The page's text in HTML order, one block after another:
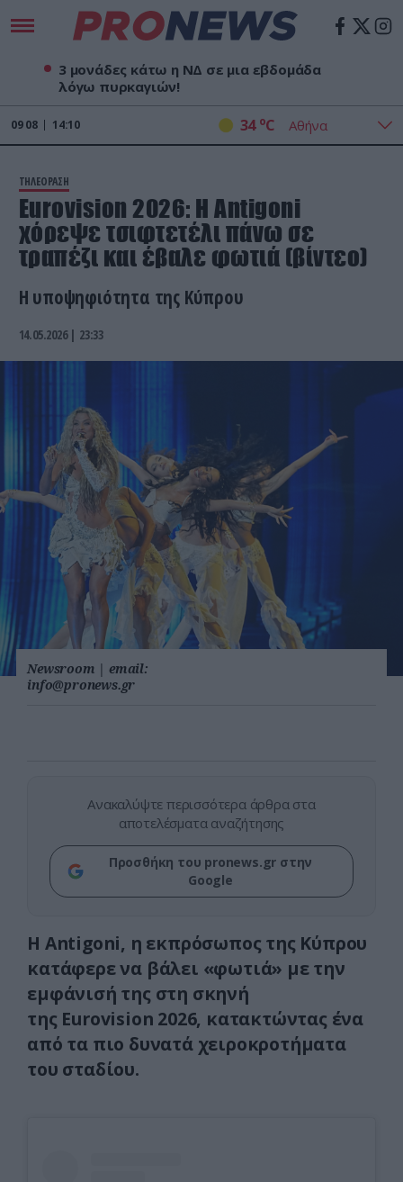
3 μονάδες κάτω η ΝΔ σε μια εβδομάδα
λόγω πυρκαγιών!
09 08 14:10 34 oC
ΤΗΛΕΟΡΑΣΗ
Eurovision 2026: Η Antigoni
χόρεψε τσιφτετέλι πάνω σε
τραπέζι και έβαλε φωτιά (βίντεο)
Η υποψηφιότητα της Κύπρου
14.05.2026 | 23:33
Newsroom | email:
info@pronews.gr
Ανακαλύψτε περισσότερα άρθρα στα
αποτελέσματα αναζήτησης
Προσθήκη του pronews.gr στην
Google
Η Antigoni, η εκπρόσωπος της Κύπρου
κατάφερε να βάλει «φωτιά» με την
εμφάνισή της στη σκηνή
της Eurovision 2026, κατακτώντας ένα
από τα πιο δυνατά χειροκροτήματα
του σταδίου.